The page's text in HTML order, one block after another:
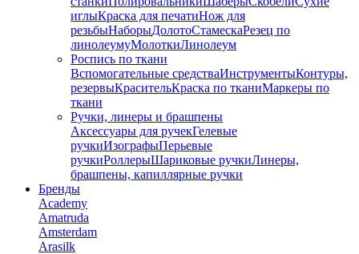
иглыКраска для печатиНож для
резьбыНаборыДолотоСтамескаРезец по
линолеумуМолоткиЛинолеум
Роспись по ткани
Вспомогательные средстваИнструментыКонтуры,
резервыКрасительКраска по тканиМаркеры по
ткани
Ручки, линеры и брашпены
Аксессуары для ручекГелевые
ручкиИзографыПерьевые
ручкиРоллерыШариковые ручкиЛинеры,
брашпены, капиллярные ручки
Бренды
Academy
Amatruda
Amsterdam
Arasilk